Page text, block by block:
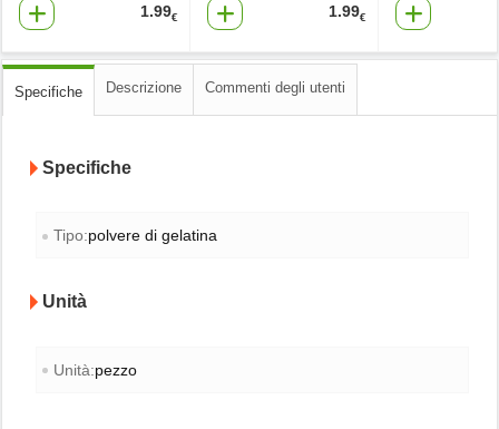
1.99€ 1.99€
Specifiche Descrizione Commenti degli utenti
Specifiche
Tipo:polvere di gelatina
Unità
Unità:pezzo